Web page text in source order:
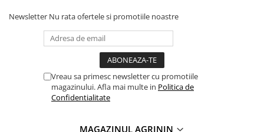
Newsletter Nu rata ofertele si promotiile noastre
Vreau sa primesc newsletter cu promotiile
magazinului. Afla mai multe in Politica de
Confidentialitate
MAGAZINUL AGRININ